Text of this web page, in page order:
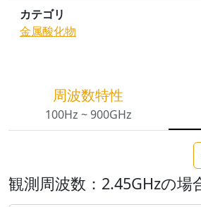
カテゴリ
金属酸化物
周波数特性
100Hz ~ 900GHz
観測周波数：2.45GHzの場